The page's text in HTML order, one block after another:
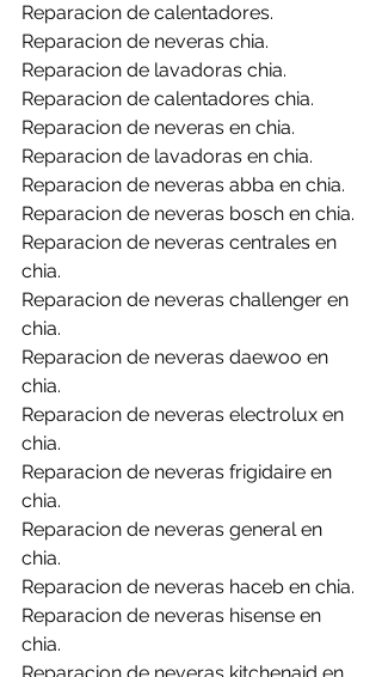
Reparacion de calentadores.
Reparacion de neveras chia.
Reparacion de lavadoras chia.
Reparacion de calentadores chia.
Reparacion de neveras en chia.
Reparacion de lavadoras en chia.
Reparacion de neveras abba en chia.
Reparacion de neveras bosch en chia.
Reparacion de neveras centrales en
chia.
Reparacion de neveras challenger en
chia.
Reparacion de neveras daewoo en
chia.
Reparacion de neveras electrolux en
chia.
Reparacion de neveras frigidaire en
chia.
Reparacion de neveras general en
chia.
Reparacion de neveras haceb en chia.
Reparacion de neveras hisense en
chia.